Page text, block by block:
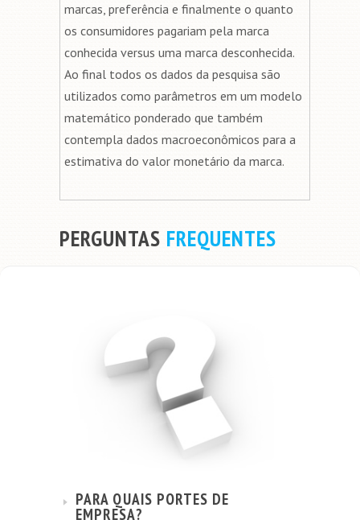
marcas, preferência e finalmente o quanto
os consumidores pagariam pela marca
conhecida versus uma marca desconhecida.
Ao final todos os dados da pesquisa são
utilizados como parâmetros em um modelo
matemático ponderado que também
contempla dados macroeconômicos para a
estimativa do valor monetário da marca.
PERGUNTAS FREQUENTES
PARA QUAIS PORTES DE
EMPRESA?